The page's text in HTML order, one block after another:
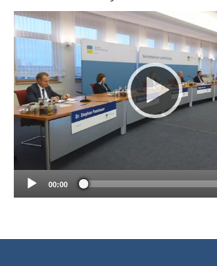
Online-Services
Language
Inhalte in Gebärdensprache (DGS)
Leichte Sprache
00:00